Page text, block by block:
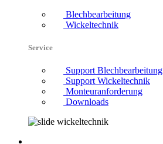
Blechbearbeitung
Wickeltechnik
Service
Support Blechbearbeitung
Support Wickeltechnik
Monteuranforderung
Downloads